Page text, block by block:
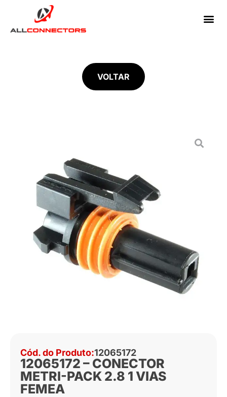
VOLTAR
Cód. do Produto:12065172
12065172 – CONECTOR
METRI-PACK 2.8 1 VIAS
FEMEA